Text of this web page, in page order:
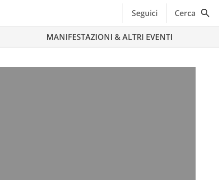
Seguici Cerca
MANIFESTAZIONI & ALTRI EVENTI